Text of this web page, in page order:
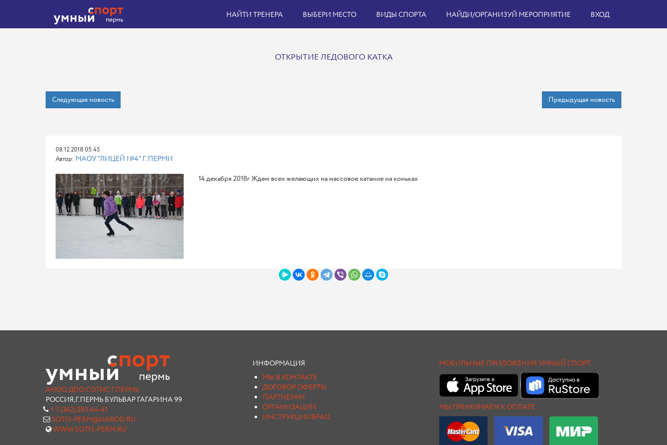
НАЙТИ ТРЕНЕРА ВЫБЕРИ МЕСТО ВИДЫ СПОРТА НАЙДИ/ОРГАНИЗУЙ МЕРОПРИЯТИЕ ВХОД
ОТКРЫТИЕ ЛЕДОВОГО КАТКА
Следующая новость Предыдущая новость
08.12.2018 05:45
Автор: МАОУ "ЛИЦЕЙ №4" Г. ПЕРМИ
14 декабря 2018г Ждем всех желающих на массовое катание на коньках
АНОО ДПО СОТИС Г.ПЕРМЬ
РОССИЯ,Г.ПЕРМЬ БУЛЬВАР ГАГАРИНА 99
+ 7 (342) 293-64-41
SOTIS-PERM@NAROD.RU
WWW.SOTIS-PERM.RU
ИНФОРМАЦИЯ
МЫ В КОНТАКТЕ
ДОГОВОР ОФЕРТЫ
ПАРТНЕРАМ
ОРГАНИЗАЦИИ
ИНСТРУКЦИИ&FAQ
МОБИЛЬНЫЕ ПРИЛОЖЕНИЯ УМНЫЙ СПОРТ
МЫ ПРИНИМАЕМ К ОПЛАТЕ